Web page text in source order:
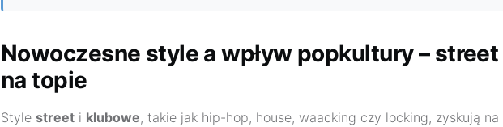
Nowoczesne style a wpływ popkultury –
na topie
Style street i klubowe, takie jak hip-hop, house, waacking czy locking, zyskują